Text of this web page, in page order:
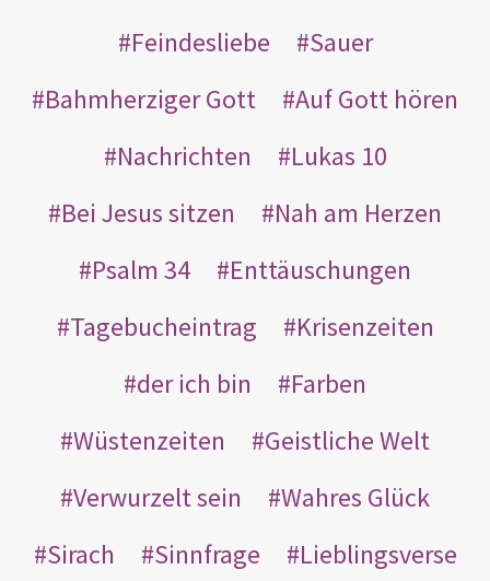
Feindesliebe
Sauer
Bahmherziger Gott
Auf Gott hören
Nachrichten
Lukas 10
Bei Jesus sitzen
Nah am Herzen
Psalm 34
Enttäuschungen
Tagebucheintrag
Krisenzeiten
der ich bin
Farben
Wüstenzeiten
Geistliche Welt
Verwurzelt sein
Wahres Glück
Sirach
Sinnfrage
Lieblingsverse